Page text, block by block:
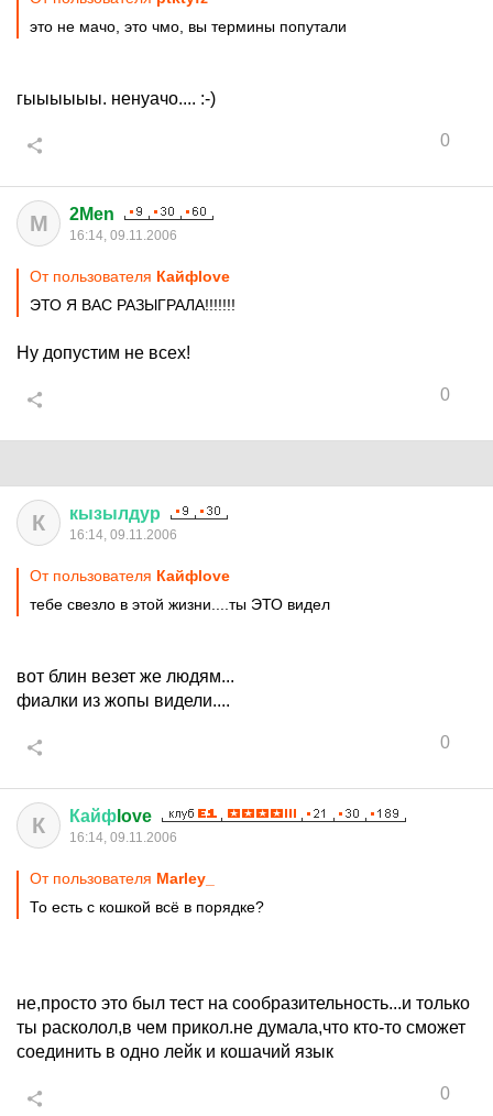
это не мачо, это чмо, вы термины попутали
гыыыыыы. ненуачо.... :-)
0
M 2Men
16:14, 09.11.2006
От пользователя Кайфlove
ЭТО Я ВАС РАЗЫГРАЛА!!!!!!!
Ну допустим не всех!
0
К кызылдур
16:14, 09.11.2006
От пользователя Кайфlove
тебе свезло в этой жизни....ты ЭТО видел
вот блин везет же людям...
фиалки из жопы видели....
0
К Кайф love
16:14, 09.11.2006
От пользователя Marley_
То есть с кошкой всё в порядке?
не,просто это был тест на сообразительность...и только
ты расколол,в чем прикол.не думала,что кто-то сможет
соединить в одно лейк и кошачий язык
0